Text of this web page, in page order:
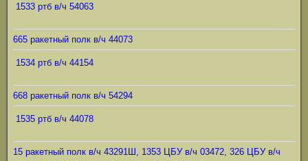
1533 ртб в/ч 54063
665 ракетный полк в/ч 44073
1534 ртб в/ч 44154
668 ракетный полк в/ч 54294
1535 ртб в/ч 44078
15 ракетный полк в/ч 43291Ш, 1353 ЦБУ в/ч 03472, 326 ЦБУ в/ч